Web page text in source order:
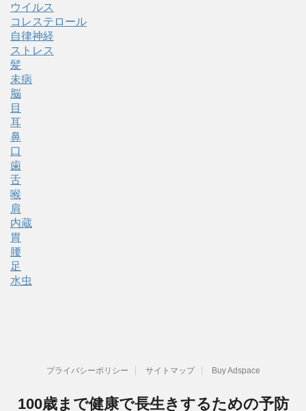
ウイルス
コレステロール
自律神経
ストレス
髪
未病
脳
目
耳
鼻
口
歯
舌
喉
肩
内蔵
胃
腰
足
水虫
プライバシーポリシー サイトマップ Buy Adspace
100歳まで健康で長生きするための予防